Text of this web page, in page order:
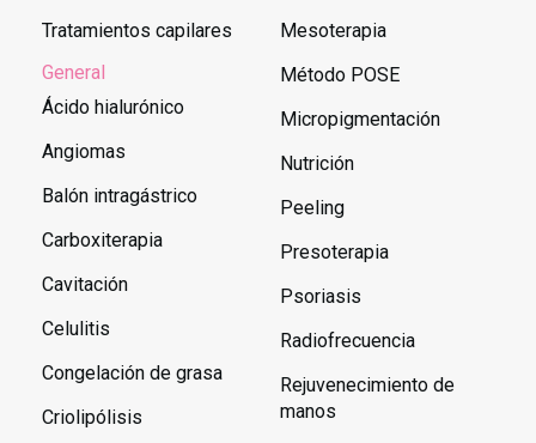
Tratamientos capilares
General
Ácido hialurónico
Angiomas
Balón intragástrico
Carboxiterapia
Cavitación
Celulitis
Congelación de grasa
Criolipólisis
Mesoterapia
Método POSE
Micropigmentación
Nutrición
Peeling
Presoterapia
Psoriasis
Radiofrecuencia
Rejuvenecimiento de
manos